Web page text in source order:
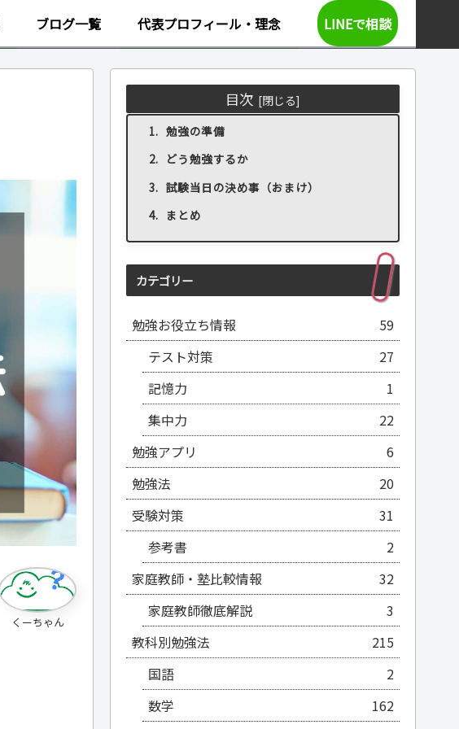
ブログ一覧 代表プロフィール・理念 LINEで相談
くーちゃん
目次
勉強の準備
どう勉強するか
試験当日の決め事（おまけ）
まとめ
カテゴリー
勉強お役立ち情報
59
テスト対策
27
記憶力
1
集中力
22
勉強アプリ
6
勉強法
20
受験対策
31
参考書
2
家庭教師・塾比較情報
32
家庭教師徹底解説
3
教科別勉強法
215
国語
2
数学
162